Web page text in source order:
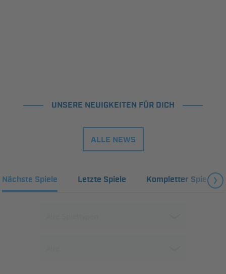
UNSERE NEUIGKEITEN FÜR DICH
ALLE NEWS
Nächste Spiele Letzte Spiele Kompletter Spielplan